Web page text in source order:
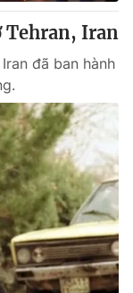
phát hành lại
Tehran, Iran
đã ban hành